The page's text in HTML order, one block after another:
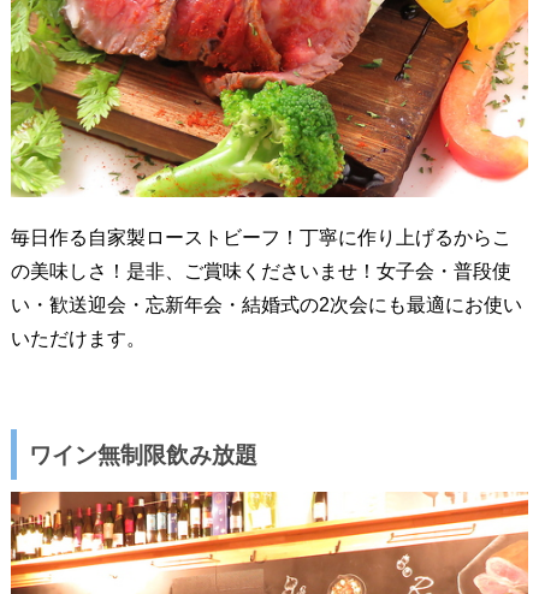
毎日作る自家製ローストビーフ！丁寧に作り上げるからこ
の美味しさ！是非、ご賞味くださいませ！女子会・普段使
い・歓送迎会・忘新年会・結婚式の2次会にも最適にお使い
いただけます。
ワイン無制限飲み放題